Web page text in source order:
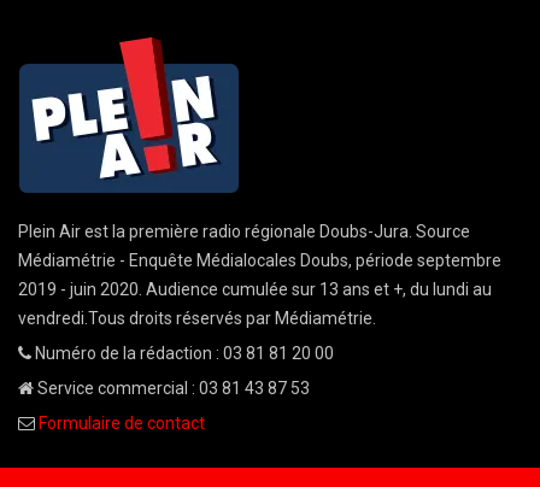
Plein Air est la première radio régionale Doubs-Jura. Source
Médiamétrie - Enquête Médialocales Doubs, période septembre
2019 - juin 2020. Audience cumulée sur 13 ans et +, du lundi au
vendredi.Tous droits réservés par Médiamétrie.
Numéro de la rédaction : 03 81 81 20 00
Service commercial : 03 81 43 87 53
Formulaire de contact